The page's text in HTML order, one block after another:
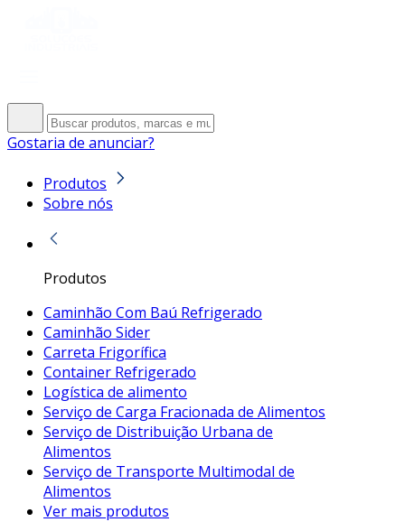
Gostaria de anunciar?
Produtos
Sobre nós
Produtos
Caminhão Com Baú Refrigerado
Caminhão Sider
Carreta Frigorífica
Container Refrigerado
Logística de alimento
Serviço de Carga Fracionada de Alimentos
Serviço de Distribuição Urbana de
Alimentos
Serviço de Transporte Multimodal de
Alimentos
Ver mais produtos